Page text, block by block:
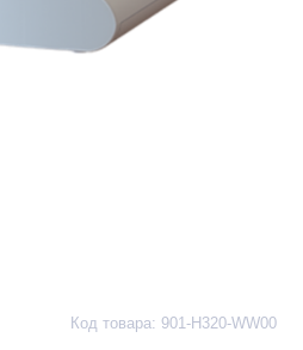
Код товара: 901-H320-WW00